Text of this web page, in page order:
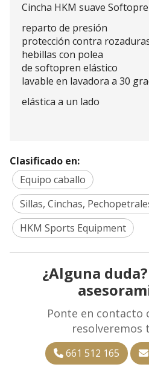
Cincha HKM suave
reparto de presión
protección contra
hebillas con polea
de softopren elástico
lavable en lavadora a 30
elástica a un lado
Clasificado en:
Equipo caballo
Sillas, Cinchas,
HKM Sports Equipment
¿Alguna
Ponte en contacto
resolveremos
661 512 165